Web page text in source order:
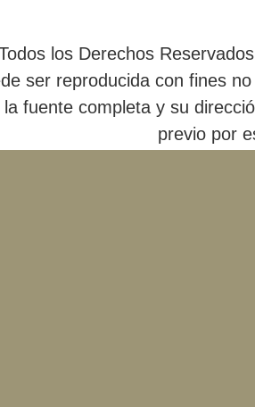
los Derechos
ser reproducida con fines
la fuente completa y su
previo por